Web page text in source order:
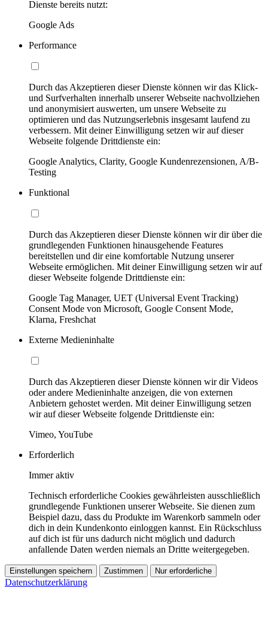
Dienste bereits nutzt:
Google Ads
Performance
Durch das Akzeptieren dieser Dienste können wir das Klick-
und Surfverhalten innerhalb unserer Webseite nachvollziehen
und anonymisiert auswerten, um unsere Webseite zu
optimieren und das Nutzungserlebnis insgesamt laufend zu
verbessern. Mit deiner Einwilligung setzen wir auf dieser
Webseite folgende Drittdienste ein:
Google Analytics, Clarity, Google Kundenrezensionen, A/B-
Testing
Funktional
Durch das Akzeptieren dieser Dienste können wir dir über die
grundlegenden Funktionen hinausgehende Features
bereitstellen und dir eine komfortable Nutzung unserer
Webseite ermöglichen. Mit deiner Einwilligung setzen wir auf
dieser Webseite folgende Drittdienste ein:
Google Tag Manager, UET (Universal Event Tracking)
Consent Mode von Microsoft, Google Consent Mode,
Klarna, Freshchat
Externe Medieninhalte
Durch das Akzeptieren dieser Dienste können wir dir Videos
oder andere Medieninhalte anzeigen, die von externen
Anbietern gehostet werden. Mit deiner Einwilligung setzen
wir auf dieser Webseite folgende Drittdienste ein:
Vimeo, YouTube
Erforderlich
Immer aktiv
Technisch erforderliche Cookies gewährleisten ausschließlich
grundlegende Funktionen unserer Webseite. Sie dienen zum
Beispiel dazu, dass du Produkte im Warenkorb sammeln oder
dich in dein Kundenkonto einloggen kannst. Ein Rückschluss
auf dich ist für uns dadurch nicht möglich und dadurch
anfallende Daten werden niemals an Dritte weitergegeben.
Einstellungen speichern Zustimmen Nur erforderliche
Datenschutzerklärung